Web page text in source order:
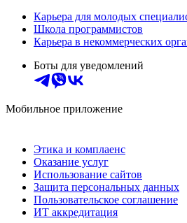
Карьера для молодых
Школа программистов
Карьера в некоммерческих
Боты для уведомлений
Мобильное приложение
Этика и комплаенс
Оказание услуг
Использование сайтов
Защита персональных данных
Пользовательское соглашение
ИТ аккредитация